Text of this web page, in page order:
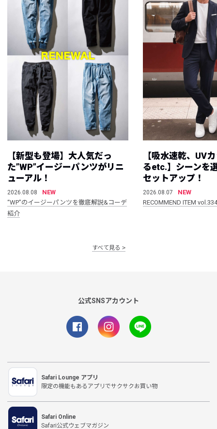
【新型も登場】大人気だっ
た”WP”イージーパンツがリニ
ューアル！
2026.08.08
NEW
“WP”のイージーパンツを徹底解説&コーデ
紹介
【吸水速乾、UV
るetc.】シーンを
セットアップ！
2026.08.07
NEW
RECOMMEND ITEM vol.334
すべて見る
公式SNSアカウント
Safari Lounge アプリ
限定の機能もあるアプリでサクサクお買い物
Safari Online
Safari公式ウェブマガジン